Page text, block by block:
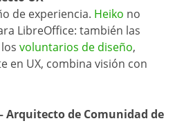
de experiencia. Heiko no
LibreOffice: también las
voluntarios de diseño,
en UX, combina visión con
Arquitecto de Comunidad de